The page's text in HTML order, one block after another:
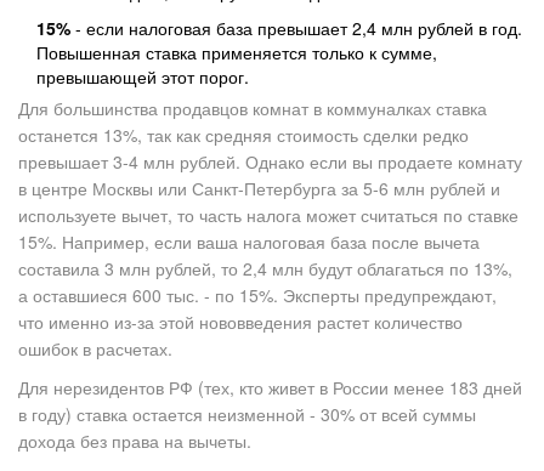
15% - если налоговая база превышает 2,4 млн рублей в год.
Повышенная ставка применяется только к сумме,
превышающей этот порог.
Для большинства продавцов комнат в коммуналках ставка
останется 13%, так как средняя стоимость сделки редко
превышает 3-4 млн рублей. Однако если вы продаете комнату
в центре Москвы или Санкт-Петербурга за 5-6 млн рублей и
используете вычет, то часть налога может считаться по ставке
15%. Например, если ваша налоговая база после вычета
составила 3 млн рублей, то 2,4 млн будут облагаться по 13%,
а оставшиеся 600 тыс. - по 15%. Эксперты предупреждают,
что именно из-за этой нововведения растет количество
ошибок в расчетах.
Для нерезидентов РФ (тех, кто живет в России менее 183 дней
в году) ставка остается неизменной - 30% от всей суммы
дохода без права на вычеты.